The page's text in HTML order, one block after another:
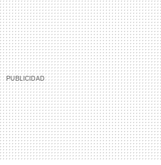
MAIL